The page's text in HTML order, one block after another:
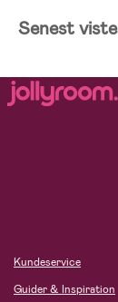
Senest viste
Kundeservice
Guider & Inspiration